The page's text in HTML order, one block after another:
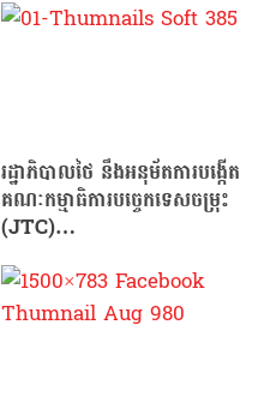
រដ្ឋាភិបាលថៃ នឹងអនុម័តការបង្កើត
គណៈកម្មាធិការបច្ចេកទេសចម្រុះ
(JTC)…